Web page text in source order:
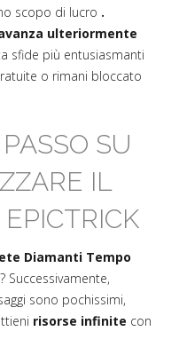
scopo di lucro .
ulteriormente
sfide più entusiasmanti
o rimani bloccato
SU
IL
Diamanti Tempo
? Successivamente,
sono pochissimi,
risorse infinite con